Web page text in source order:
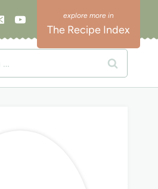
The Recipe Index